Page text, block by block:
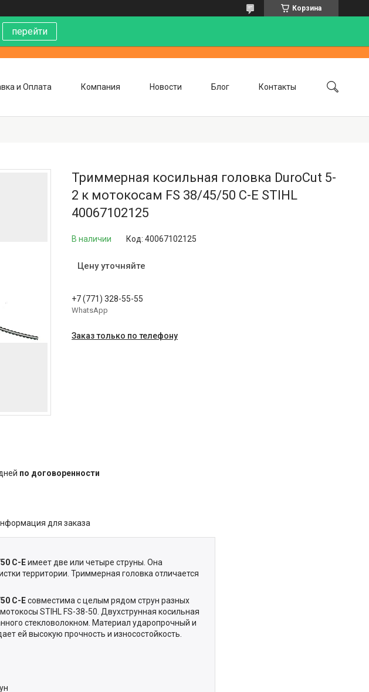
Корзина
перейти
и Оплата Компания Новости Блог Контакты
Триммерная косильная головка DuroCut 5-
2 к мотокосам FS 38/45/50 С-Е STIHL
40067102125
В наличии Код: 40067102125
Цену уточняйте
+7 (771) 328-55-55
WhatsApp
Заказ только по телефону
по договоренности
для заказа
С-Еимеет две или четыре струны. Она
территории. Триммерная головка отличается
С-Есовместима с целым рядом струн разных
STIHL FS-38-50. Двухструнная косильная
стекловолокном. Материал ударопрочный и
ей высокую прочность и износостойкость.